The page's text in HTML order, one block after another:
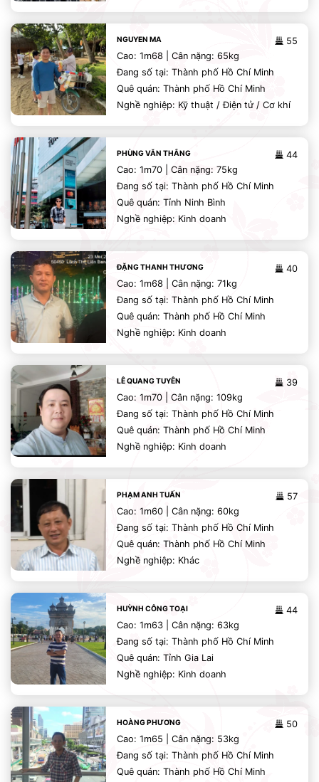
55
NGUYEN MA
Cao: 1m68 | Cân nặng: 65kg
Đang số tại: Thành phố Hồ Chí Minh
Quê quán: Thành phố Hồ Chí Minh
Nghề nghiệp: Kỹ thuật / Điện tử / Cơ khí
44
PHÙNG VĂN THẮNG
Cao: 1m70 | Cân nặng: 75kg
Đang số tại: Thành phố Hồ Chí Minh
Quê quán: Tỉnh Ninh Bình
Nghề nghiệp: Kinh doanh
40
ĐẶNG THANH THƯƠNG
Cao: 1m68 | Cân nặng: 71kg
Đang số tại: Thành phố Hồ Chí Minh
Quê quán: Thành phố Hồ Chí Minh
Nghề nghiệp: Kinh doanh
39
LÊ QUANG TUYÊN
Cao: 1m70 | Cân nặng: 109kg
Đang số tại: Thành phố Hồ Chí Minh
Quê quán: Thành phố Hồ Chí Minh
Nghề nghiệp: Kinh doanh
57
PHẠM ANH TUẤN
Cao: 1m60 | Cân nặng: 60kg
Đang số tại: Thành phố Hồ Chí Minh
Quê quán: Thành phố Hồ Chí Minh
Nghề nghiệp: Khác
44
HUỲNH CÔNG TOẠI
Cao: 1m63 | Cân nặng: 63kg
Đang số tại: Thành phố Hồ Chí Minh
Quê quán: Tỉnh Gia Lai
Nghề nghiệp: Kinh doanh
50
HOÀNG PHƯƠNG
Cao: 1m65 | Cân nặng: 53kg
Đang số tại: Thành phố Hồ Chí Minh
Quê quán: Thành phố Hồ Chí Minh